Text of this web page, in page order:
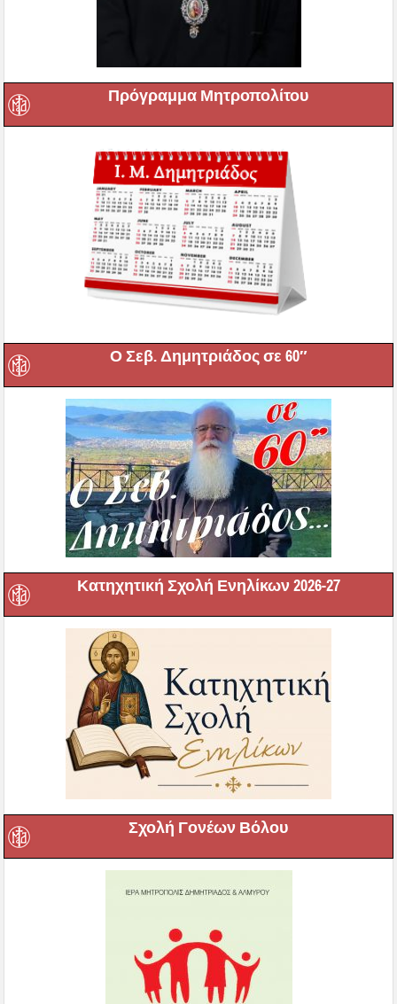
Πρόγραμμα Μητροπολίτου
Ο Σεβ. Δημητριάδος σε 60″
Κατηχητική Σχολή Ενηλίκων 2026-27
Σχολή Γονέων Βόλου